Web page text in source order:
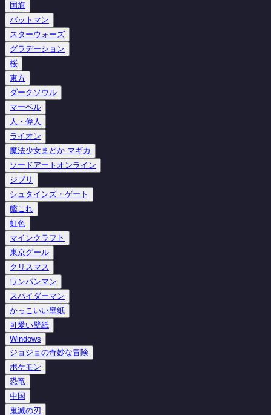
国旗
バットマン
スターウォーズ
グラデーション
桜
東方
ダークソウル
マーベル
人・偉人
ライオン
魔法少女まどか マギカ
ソードアートオンライン
ジブリ
シュタインズ・ゲート
艦これ
虹色
マインクラフト
東京グール
クリスマス
ワンパンマン
スパイダーマン
かっこいい壁紙
可愛い壁紙
Windows
ジョジョの奇妙な冒険
ポケモン
恐竜
中国
鬼滅の刃